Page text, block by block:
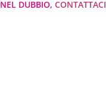
NEL DUBBIO, CONTATTACI